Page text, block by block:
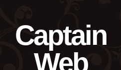
Captain
Web